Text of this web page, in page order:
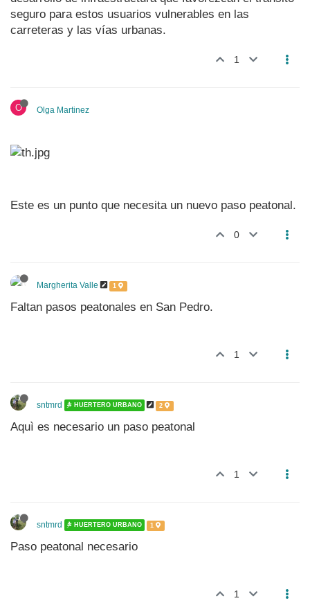
seguro para estos usuarios vulnerables en las
carreteras y las vías urbanas.
1
O Olga Martinez
Este es un punto que necesita un nuevo paso peatonal.
0
Margherita Valle 1
Faltan pasos peatonales en San Pedro.
1
sntmrd HUERTERO URBANO 2
Aquì es necesario un paso peatonal
1
sntmrd HUERTERO URBANO 1
Paso peatonal necesario
1